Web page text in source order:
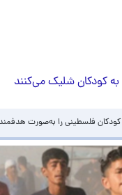
به کودکان شلیک می‌کنند
فلسطینی را به‌صورت